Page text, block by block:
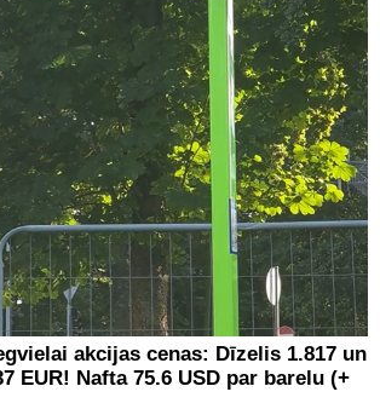
akcijas cenas: Dīzelis 1.817 un
EUR! Nafta 75.6 USD par barelu (+